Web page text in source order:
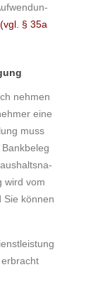
(vgl. § 35a
neh­men
eine
muss
wird vom
Sie kön­nen